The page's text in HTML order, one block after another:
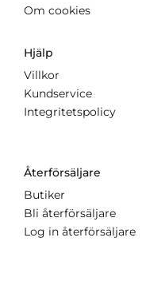
Om cookies
Hjälp
Villkor
Kundservice
Integritetspolicy
Återförsäljare
Butiker
Bli återförsäljare
Log in återförsäljare